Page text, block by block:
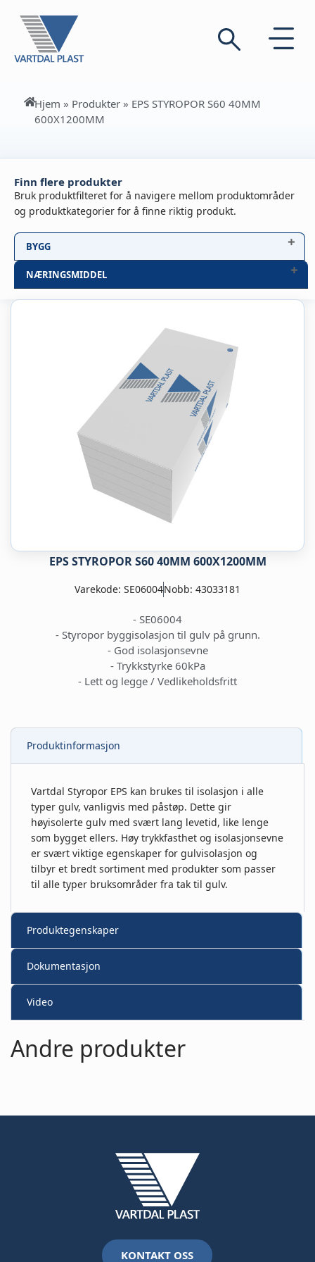
Hjem » Produkter » EPS STYROPOR S60 40MM
600X1200MM
Finn flere produkter
Bruk produktfilteret for å navigere mellom produktområder
og produktkategorier for å finne riktig produkt.
BYGG
NÆRINGSMIDDEL
EPS STYROPOR S60 40MM 600X1200MM
Varekode: SE06004Nobb: 43033181
- SE06004
- Styropor byggisolasjon til gulv på grunn.
- God isolasjonsevne
- Trykkstyrke 60kPa
- Lett og legge / Vedlikeholdsfritt
Produktinformasjon
Vartdal Styropor EPS kan brukes til isolasjon i alle
typer gulv, vanligvis med påstøp. Dette gir
høyisolerte gulv med svært lang levetid, like lenge
som bygget ellers. Høy trykkfasthet og isolasjonsevne
er svært viktige egenskaper for gulvisolasjon og
tilbyr et bredt sortiment med produkter som passer
til alle typer bruksområder fra tak til gulv.
Produktegenskaper
Dokumentasjon
Video
Andre produkter
KONTAKT OSS